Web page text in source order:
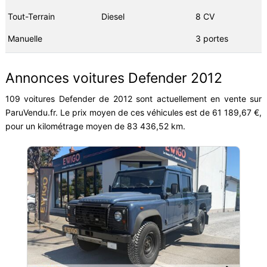
Tout-Terrain Diesel 8 CV
Manuelle 3 portes
Annonces voitures Defender 2012
109 voitures Defender de 2012 sont actuellement en vente sur
ParuVendu.fr. Le prix moyen de ces véhicules est de 61 189,67 €,
pour un kilométrage moyen de 83 436,52 km.